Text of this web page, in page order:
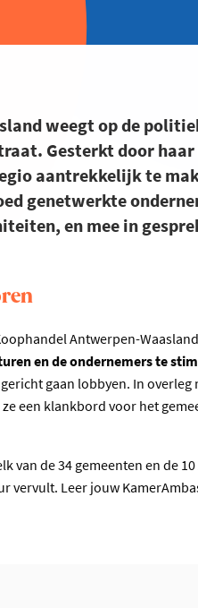
weegt op de
Gesterkt door
aantrekkelijk te
genetwerkte
en mee in
Antwerpen-
en de ondernemers te
gaan lobbyen. In overleg
een klankbord voor het
van de 34 gemeenten en de
vervult. Leer jouw